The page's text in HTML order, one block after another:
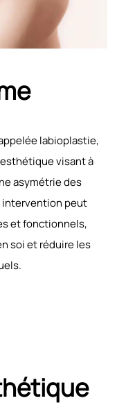
labioplastie,
visant à
asymétrie des
peut
et fonctionnels,
soi et réduire les